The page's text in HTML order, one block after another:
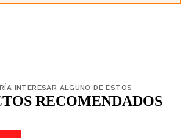
INTERESAR ALGUNO DE ESTOS
RECOMENDADOS